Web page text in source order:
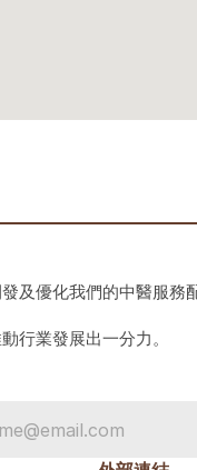
及優化我們的中醫服務
行業發展出一分力。